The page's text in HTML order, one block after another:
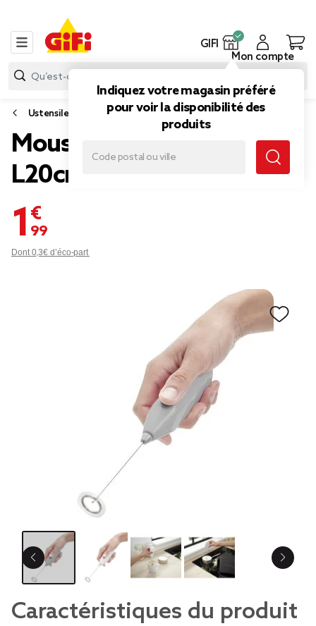
GIFI
Indiquez votre magasin préféré
pour voir la disponibilité des
produits
Mon compte
Ustensile cuisine
Mousseur à lait électrique
L20cm (2 modèles)
1,99 €
Dont 0,3€ d’éco-part
Caractéristiques du produit